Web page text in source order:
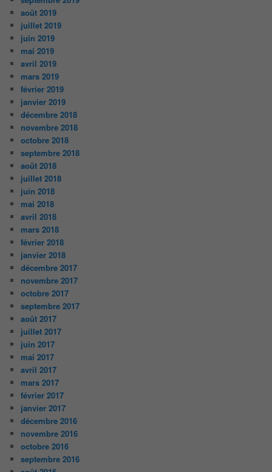
août 2019
juillet 2019
juin 2019
mai 2019
avril 2019
mars 2019
février 2019
janvier 2019
décembre 2018
novembre 2018
octobre 2018
septembre 2018
août 2018
juillet 2018
juin 2018
mai 2018
avril 2018
mars 2018
février 2018
janvier 2018
décembre 2017
novembre 2017
octobre 2017
septembre 2017
août 2017
juillet 2017
juin 2017
mai 2017
avril 2017
mars 2017
février 2017
janvier 2017
décembre 2016
novembre 2016
octobre 2016
septembre 2016